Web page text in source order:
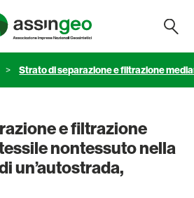
> Strato di separazione e filtrazione
e filtrazione
nontessuto nella
un’autostrada,